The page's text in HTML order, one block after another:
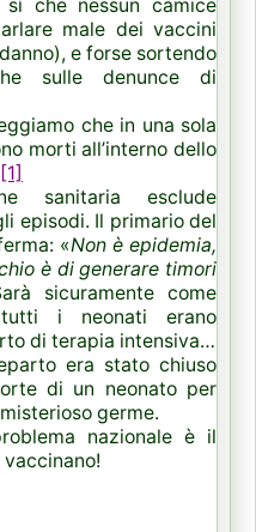
che nessun camice
male dei vaccini
e forse sortendo
sulle denunce di
che in una sola
morti all’interno dello
[1]
sanitaria esclude
episodi. Il primario del
«Non è epidemia,
è di generare timori
sicuramente come
i neonati erano
di terapia intensiva…
era stato chiuso
di un neonato per
germe.
nazionale è il